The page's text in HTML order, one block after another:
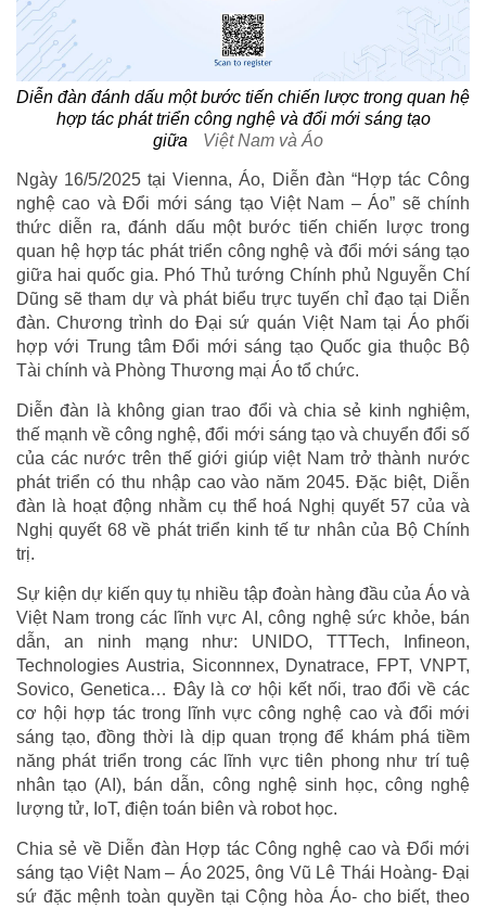
Diễn đàn đánh dấu một bước tiến chiến lược trong quan hệ
hợp tác phát triển công nghệ và đổi mới sáng tạo
giữa
Việt Nam và Áo
Ngày 16/5/2025 tại Vienna, Áo, Diễn đàn “Hợp tác Công
nghệ cao và Đổi mới sáng tạo Việt Nam – Áo” sẽ chính
thức diễn ra, đánh dấu một bước tiến chiến lược trong
quan hệ hợp tác phát triển công nghệ và đổi mới sáng tạo
giữa hai quốc gia. Phó Thủ tướng Chính phủ Nguyễn Chí
Dũng sẽ tham dự và phát biểu trực tuyến chỉ đạo tại Diễn
đàn. Chương trình do Đại sứ quán Việt Nam tại Áo phối
hợp với Trung tâm Đổi mới sáng tạo Quốc gia thuộc Bộ
Tài chính và Phòng Thương mại Áo tổ chức.
Diễn đàn là không gian trao đổi và chia sẻ kinh nghiệm,
thế mạnh về công nghệ, đổi mới sáng tạo và chuyển đổi số
của các nước trên thế giới giúp việt Nam trở thành nước
phát triển có thu nhập cao vào năm 2045. Đặc biệt, Diễn
đàn là hoạt động nhằm cụ thể hoá Nghị quyết 57 của và
Nghị quyết 68 về phát triển kinh tế tư nhân của Bộ Chính
trị.
Sự kiện dự kiến quy tụ nhiều tập đoàn hàng đầu của Áo và
Việt Nam trong các lĩnh vực AI, công nghệ sức khỏe, bán
dẫn, an ninh mạng như: UNIDO, TTTech, Infineon,
Technologies Austria, Siconnnex, Dynatrace, FPT, VNPT,
Sovico, Genetica… Đây là cơ hội kết nối, trao đổi về các
cơ hội hợp tác trong lĩnh vực công nghệ cao và đổi mới
sáng tạo, đồng thời là dịp quan trọng để khám phá tiềm
năng phát triển trong các lĩnh vực tiên phong như trí tuệ
nhân tạo (AI), bán dẫn, công nghệ sinh học, công nghệ
lượng tử, IoT, điện toán biên và robot học.
Chia sẻ về Diễn đàn Hợp tác Công nghệ cao và Đổi mới
sáng tạo Việt Nam – Áo 2025, ông Vũ Lê Thái Hoàng- Đại
sứ đặc mệnh toàn quyền tại Cộng hòa Áo- cho biết, theo